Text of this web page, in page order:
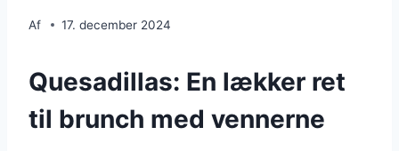
Af 17. december 2024
Quesadillas: En lækker ret
til brunch med vennerne